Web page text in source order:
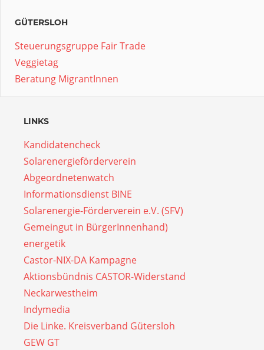
GÜTERSLOH
Steuerungsgruppe Fair Trade
Veggietag
Beratung MigrantInnen
LINKS
Kandidatencheck
Solarenergieförderverein
Abgeordnetenwatch
Informationsdienst BINE
Solarenergie-Förderverein e.V. (SFV)
Gemeingut in BürgerInnenhand)
energetik
Castor-NIX-DA Kampagne
Aktionsbündnis CASTOR-Widerstand
Neckarwestheim
Indymedia
Die Linke. Kreisverband Gütersloh
GEW GT